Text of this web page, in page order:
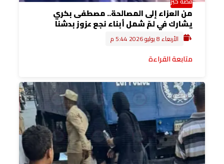
من العزاء إلى المصالحة.. مصطفى بكري
يشارك في لمّ شمل أبناء نجع عزوز بدشنا
الأربعاء 8 يوليو 2026 5:44 م
متابعة القراءة